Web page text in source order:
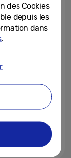
plus
les lauréats
des Cookies
depuis les
dans
.